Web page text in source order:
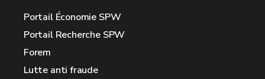
Portail Économie SPW
Portail Recherche SPW
Forem
Lutte anti fraude